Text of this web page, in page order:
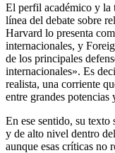
El perfil académico y la
línea del debate sobre
Harvard lo presenta
internacionales, y
de los principales
internacionales». Es
realista, una corriente
entre grandes
En ese sentido, su texto
y de alto nivel dentro
aunque esas críticas no